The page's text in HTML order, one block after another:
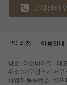
고객센터
PC 버전 이용안내
상호 : 미소바이크 대
주소 : 대구광역시 서구
사업자 등록번호 :